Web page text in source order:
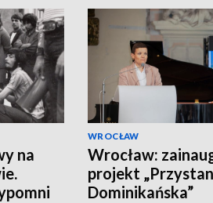
na
WROCŁAW
Wrocław:
projekt
Dominikańska”